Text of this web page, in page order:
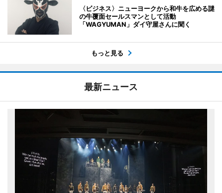
〈ビジネス〉ニューヨークから和牛を広める謎
の牛覆面セールスマンとして活動
「WAGYUMAN」ダイ守屋さんに聞く
もっと見る
最新ニュース